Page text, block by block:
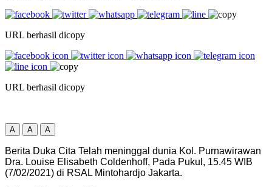
URL berhasil dicopy
URL berhasil dicopy
A A A
Berita Duka Cita Telah meninggal dunia Kol. Purnawirawan
Dra. Louise Elisabeth Coldenhoff, Pada Pukul, 15.45 WIB
(7/02/2021) di RSAL Mintohardjo Jakarta.